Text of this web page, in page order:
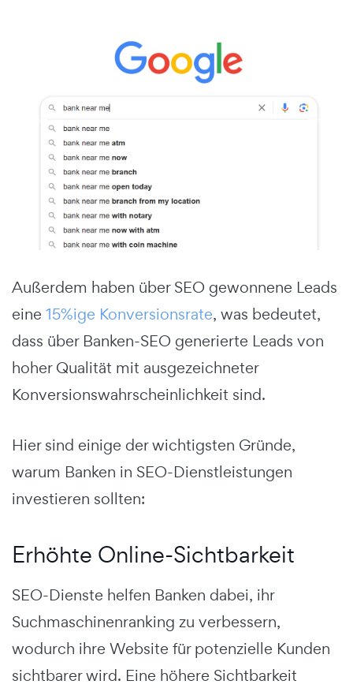
Außerdem haben über SEO gewonnene Leads
eine 15%ige Konversionsrate, was bedeutet,
dass über Banken-SEO generierte Leads von
hoher Qualität mit ausgezeichneter
Konversionswahrscheinlichkeit sind.
Hier sind einige der wichtigsten Gründe,
warum Banken in SEO-Dienstleistungen
investieren sollten:
Erhöhte Online-Sichtbarkeit
SEO-Dienste helfen Banken dabei, ihr
Suchmaschinenranking zu verbessern,
wodurch ihre Website für potenzielle Kunden
sichtbarer wird. Eine höhere Sichtbarkeit